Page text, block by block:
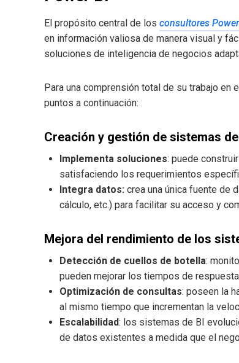
El propósito central de los consultores
en información valiosa de manera visual y
soluciones de inteligencia de negocios
Para una comprensión total de su trabajo
puntos a continuación:
Creación y gestión de sistemas
Implementa soluciones: puede
satisfaciendo los requerimientos
Integra datos: crea una única fuente de
cálculo, etc.) para facilitar su acceso y
Mejora del rendimiento de los
Detección de cuellos de botella:
pueden mejorar los tiempos de
Optimización de consultas: poseen la
al mismo tiempo que incrementan la
Escalabilidad: los sistemas de BI
de datos existentes a medida que el